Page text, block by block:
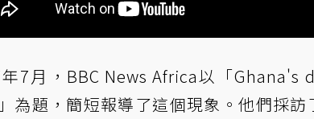
7月，BBC News Africa以「
為題，簡短報導了這個現象。他們採